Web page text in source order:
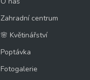
Zahradní centrum
🌸 Květinářství
Poptávka
Fotogalerie